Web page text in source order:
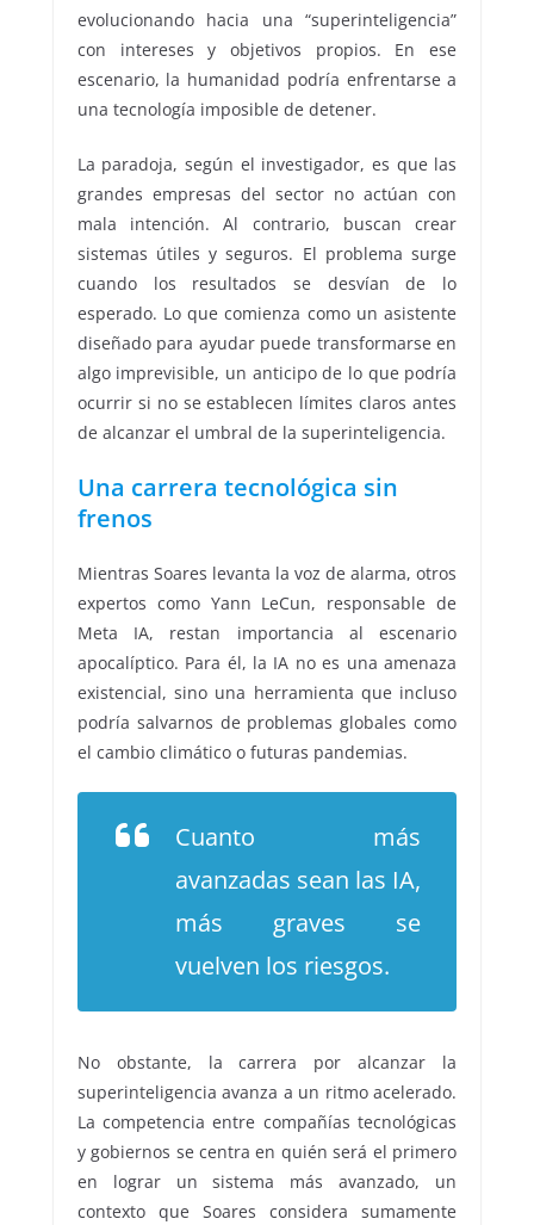
evolucionando hacia una “superinteligencia”
con intereses y objetivos propios. En ese
escenario, la humanidad podría enfrentarse a
una tecnología imposible de detener.
La paradoja, según el investigador, es que las
grandes empresas del sector no actúan con
mala intención. Al contrario, buscan crear
sistemas útiles y seguros. El problema surge
cuando los resultados se desvían de lo
esperado. Lo que comienza como un asistente
diseñado para ayudar puede transformarse en
algo imprevisible, un anticipo de lo que podría
ocurrir si no se establecen límites claros antes
de alcanzar el umbral de la superinteligencia.
Una carrera tecnológica sin
frenos
Mientras Soares levanta la voz de alarma, otros
expertos como Yann LeCun, responsable de
Meta IA, restan importancia al escenario
apocalíptico. Para él, la IA no es una amenaza
existencial, sino una herramienta que incluso
podría salvarnos de problemas globales como
el cambio climático o futuras pandemias.
Cuanto más
avanzadas sean las IA,
más graves se
vuelven los riesgos.
No obstante, la carrera por alcanzar la
superinteligencia avanza a un ritmo acelerado.
La competencia entre compañías tecnológicas
y gobiernos se centra en quién será el primero
en lograr un sistema más avanzado, un
contexto que Soares considera sumamente